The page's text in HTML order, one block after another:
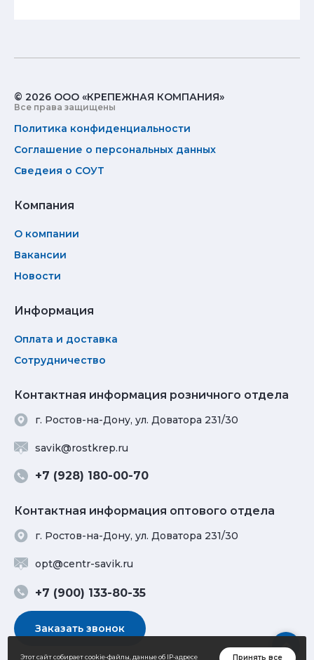
© 2026 ООО «КРЕПЕЖНАЯ КОМПАНИЯ»
Все права защищены
Политика конфиденциальности
Соглашение о персональных данных
Сведеия о СОУТ
Компания
О компании
Вакансии
Новости
Информация
Оплата и доставка
Сотрудничество
Контактная информация розничного отдела
г. Ростов-на-Дону, ул. Доватора 231/30
savik@rostkrep.ru
+7 (928) 180-00-70
Контактная информация оптового отдела
г. Ростов-на-Дону, ул. Доватора 231/30
opt@centr-savik.ru
+7 (900) 133-80-35
Заказать звонок
Этот сайт собирает cookie-файлы, данные об IP-адресе Принять все